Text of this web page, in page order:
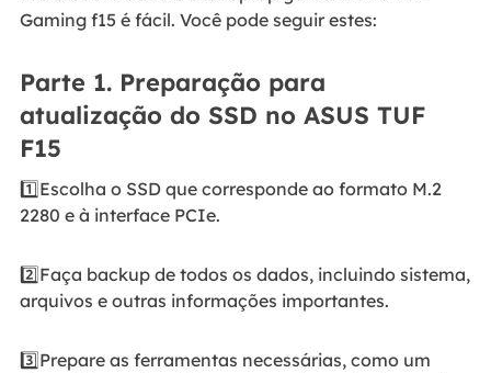
Gaming f15 é fácil. Você pode seguir estes:
Parte 1. Preparação para
atualização do SSD no ASUS TUF
F15
1️⃣Escolha o SSD que corresponde ao formato M.2
2280 e à interface PCIe.
2️⃣Faça backup de todos os dados, incluindo sistema,
arquivos e outras informações importantes.
3️⃣Prepare as ferramentas necessárias, como um